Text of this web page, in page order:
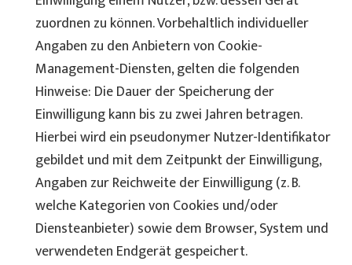
zuordnen zu können. Vorbehaltlich individueller
Angaben zu den Anbietern von Cookie-
Management-Diensten, gelten die folgenden
Hinweise: Die Dauer der Speicherung der
Einwilligung kann bis zu zwei Jahren betragen.
Hierbei wird ein pseudonymer Nutzer-Identifikator
gebildet und mit dem Zeitpunkt der Einwilligung,
Angaben zur Reichweite der Einwilligung (z. B.
welche Kategorien von Cookies und/oder
Diensteanbieter) sowie dem Browser, System und
verwendeten Endgerät gespeichert.